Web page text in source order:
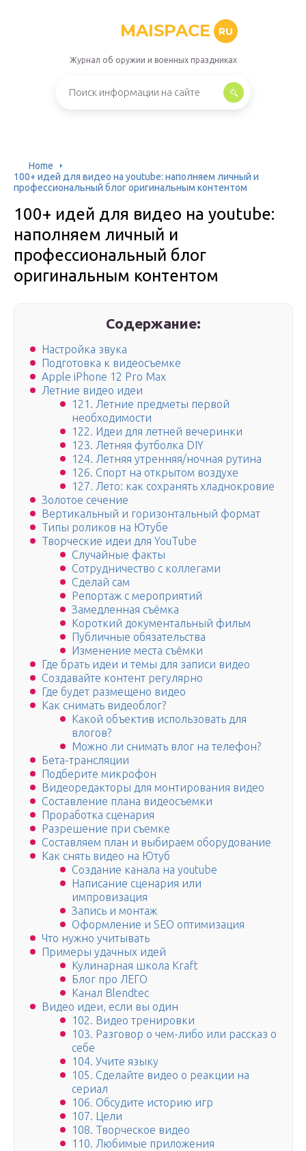
MAISPACE RU
Журнал об оружии и военных праздниках
Home
100+ идей для видео на youtube: наполняем личный и
профессиональный блог оригинальным контентом
100+ идей для видео на youtube:
наполняем личный и
профессиональный блог
оригинальным контентом
Содержание:
Настройка звука
Подготовка к видеосъемке
Apple iPhone 12 Pro Max
Летние видео идеи
121. Летние предметы первой
необходимости
122. Идеи для летней вечеринки
123. Летняя футболка DIY
124. Летняя утренняя/ночная рутина
126. Спорт на открытом воздухе
127. Лето: как сохранять хладнокровие
Золотое сечение
Вертикальный и горизонтальный формат
Типы роликов на Ютубе
Творческие идеи для YouTube
Случайные факты
Сотрудничество с коллегами
Сделай сам
Репортаж с мероприятий
Замедленная съёмка
Короткий документальный фильм
Публичные обязательства
Изменение места съёмки
Где брать идеи и темы для записи видео
Создавайте контент регулярно
Где будет размещено видео
Как снимать видеоблог?
Какой объектив использовать для
влогов?
Можно ли снимать влог на телефон?
Бета-трансляции
Подберите микрофон
Видеоредакторы для монтирования видео
Составление плана видеосъемки
Проработка сценария
Разрешение при съемке
Составляем план и выбираем оборудование
Как снять видео на Ютуб
Создание канала на youtube
Написание сценария или
импровизация
Запись и монтаж
Оформление и SEO оптимизация
Что нужно учитывать
Примеры удачных идей
Кулинарная школа Kraft
Блог про ЛЕГО
Канал Blendtec
Видео идеи, если вы один
102. Видео тренировки
103. Разговор о чем-либо или рассказ о
себе
104. Учите языку
105. Сделайте видео о реакции на
сериал
106. Обсудите историю игр
107. Цели
108. Творческое видео
110. Любимые приложения